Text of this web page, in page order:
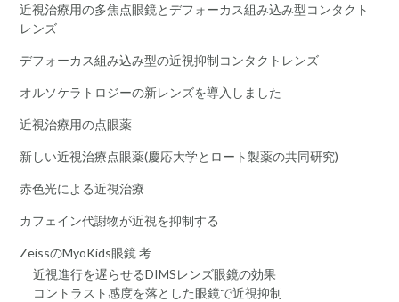
近視治療用の多焦点眼鏡とデフォーカス組み込み型コンタクト
レンズ
デフォーカス組み込み型の近視抑制コンタクトレンズ
オルソケラトロジーの新レンズを導入しました
近視治療用の点眼薬
新しい近視治療点眼薬(慶応大学とロート製薬の共同研究)
赤色光による近視治療
カフェイン代謝物が近視を抑制する
ZeissのMyoKids眼鏡 考
近視進行を遅らせるDIMSレンズ眼鏡の効果
コントラスト感度を落とした眼鏡で近視抑制